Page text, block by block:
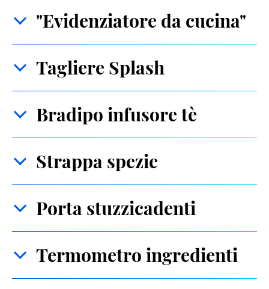
"Evidenziatore da cucina"
Tagliere Splash
Bradipo infusore tè
Strappa spezie
Porta stuzzicadenti
Termometro ingredienti